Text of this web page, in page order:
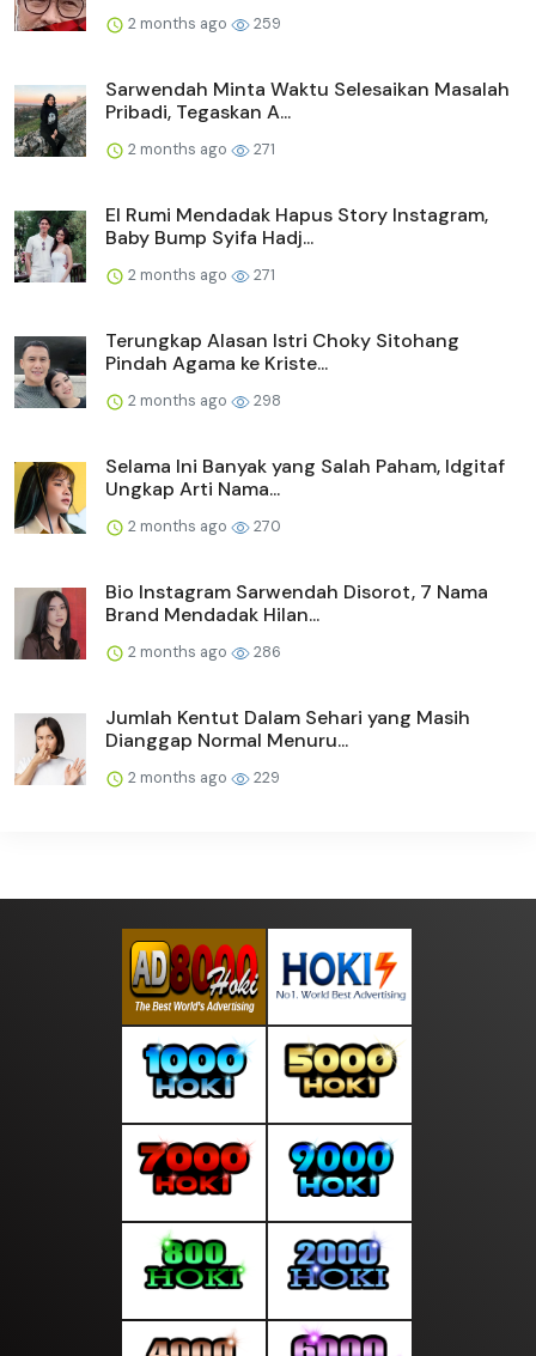
2 months ago 259
Sarwendah Minta Waktu Selesaikan Masalah
Pribadi, Tegaskan A...
2 months ago 271
El Rumi Mendadak Hapus Story Instagram,
Baby Bump Syifa Hadj...
2 months ago 271
Terungkap Alasan Istri Choky Sitohang
Pindah Agama ke Kriste...
2 months ago 298
Selama Ini Banyak yang Salah Paham, Idgitaf
Ungkap Arti Nama...
2 months ago 270
Bio Instagram Sarwendah Disorot, 7 Nama
Brand Mendadak Hilan...
2 months ago 286
Jumlah Kentut Dalam Sehari yang Masih
Dianggap Normal Menuru...
2 months ago 229